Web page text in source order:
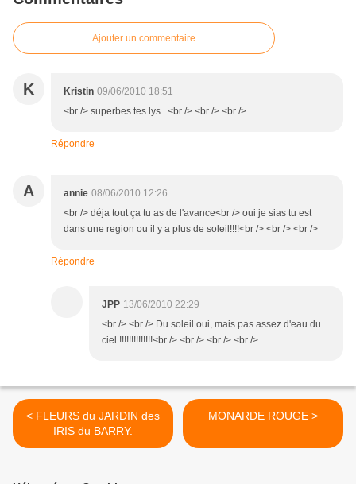
Ajouter un commentaire
K Kristin 09/06/2010 18:51
<br /> superbes tes lys...<br /> <br /> <br />
Répondre
A annie 08/06/2010 12:26
<br /> déja tout ça tu as de l'avance<br /> oui je sias tu est
dans une region ou il y a plus de soleil!!!!<br /> <br /> <br />
Répondre
JPP 13/06/2010 22:29
<br /> <br /> Du soleil oui, mais pas assez d'eau du
ciel !!!!!!!!!!!!!!<br /> <br /> <br /> <br />
< FLEURS du JARDIN des
IRIS du BARRY.
MONARDE ROUGE >